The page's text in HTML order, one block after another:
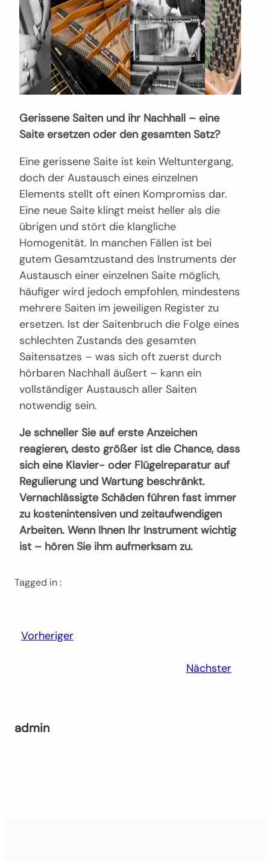
Gerissene Saiten und ihr Nachhall – eine
Saite ersetzen oder den gesamten Satz?
Eine gerissene Saite ist kein Weltuntergang,
doch der Austausch eines einzelnen
Elements stellt oft einen Kompromiss dar.
Eine neue Saite klingt meist heller als die
übrigen und stört die klangliche
Homogenität. In manchen Fällen ist bei
gutem Gesamtzustand des Instruments der
Austausch einer einzelnen Saite möglich,
häufiger wird jedoch empfohlen, mindestens
mehrere Saiten im jeweiligen Register zu
ersetzen. Ist der Saitenbruch die Folge eines
schlechten Zustands des gesamten
Saitensatzes – was sich oft zuerst durch
hörbaren Nachhall äußert – kann ein
vollständiger Austausch aller Saiten
notwendig sein.
Je schneller Sie auf erste Anzeichen
reagieren, desto größer ist die Chance, dass
sich eine Klavier- oder Flügelreparatur auf
Regulierung und Wartung beschränkt.
Vernachlässigte Schäden führen fast immer
zu kostenintensiven und zeitaufwendigen
Arbeiten. Wenn Ihnen Ihr Instrument wichtig
ist – hören Sie ihm aufmerksam zu.
Tagged in :
Vorheriger
Nächster
admin